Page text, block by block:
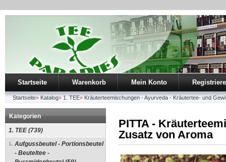
Startseite Warenkorb Mein Konto
Startseite» Katalog» 1. TEE» Kräuterteemischungen - Ayurveda - Kräutertee- und
Kategorien
1. TEE (739)
Aufgussbeutel - Portionsbeutel
- Beuteltee -
PITTA -
Zusatz von Aroma